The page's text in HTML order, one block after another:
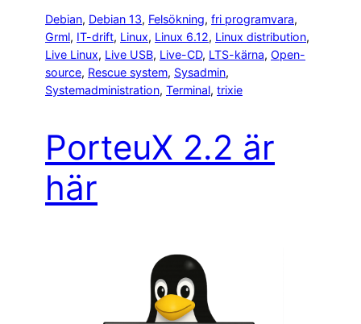
Debian, Debian 13, Felsökning, fri programvara
Grml, IT-drift, Linux, Linux 6.12, Linux distribution
Live Linux, Live USB, Live-CD, LTS-kärna, Open-
source, Rescue system, Sysadmin
Systemadministration, Terminal, trixie
PorteuX 2.2 är
här